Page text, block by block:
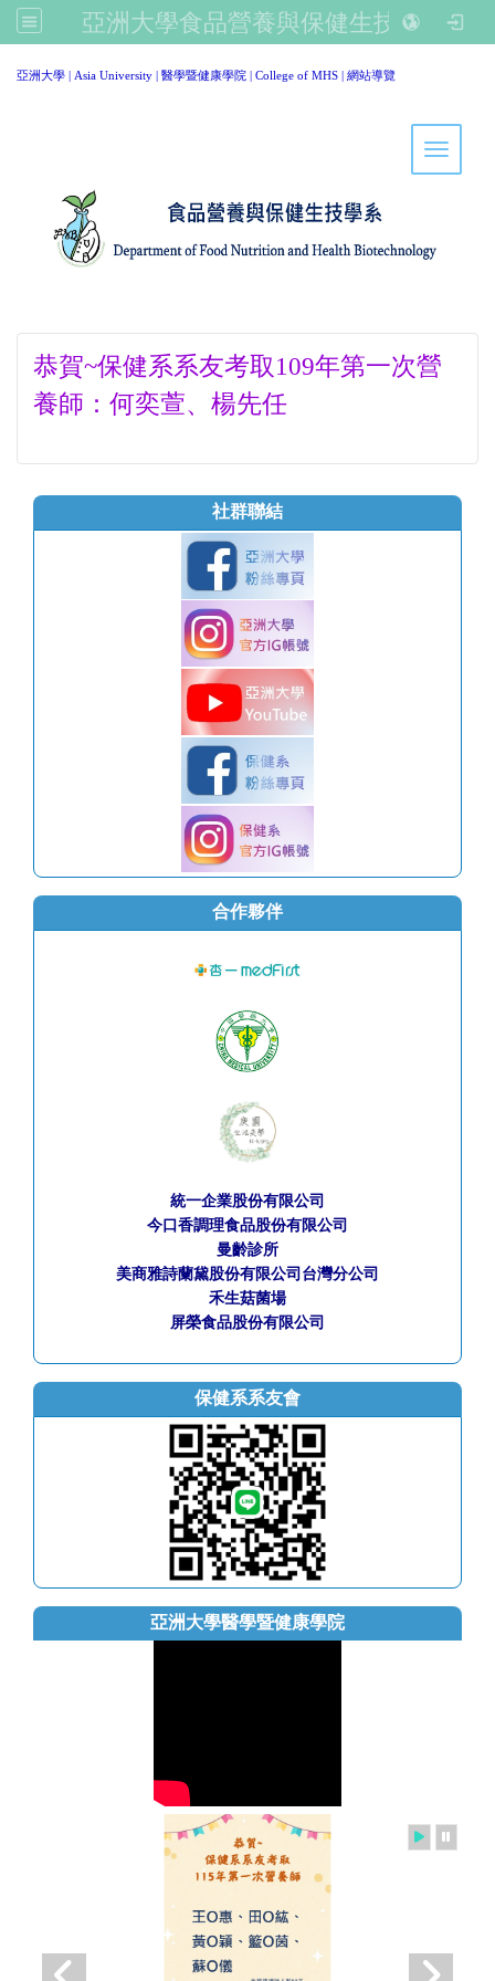
亞洲大學食品營養與保健生技學系
亞洲大學 | Asia University | 醫學暨健康學院 | College of MHS | 網站導覽
Toggle
恭賀~保健系系友考取109年第一次營
養師：何奕萱、楊先任
社群聯結
合作夥伴
統一企業股份有限公司
今口香調理食品股份有限公司
曼齡診所
美商雅詩蘭黛股份有限公司台灣分公司
禾生菇菌場
屏榮食品股份有限公司
保健系系友會
亞洲大學醫學暨健康學院